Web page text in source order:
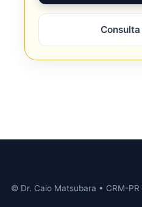
© Dr. Caio Matsubara • CRM-